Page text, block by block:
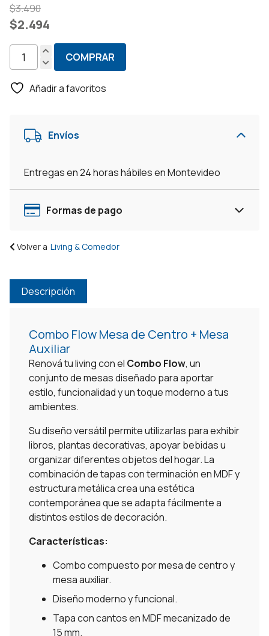
$3.490
El
precio
era:
$3.490.
$2.494
El
precio
es:
$2.494.
Mesa
De
Mesita
Set
Living
cantidad
COMPRAR
Añadir a favoritos
Envíos
Entregas en 24 horas hábiles en Montevideo
Formas de pago
Volver a Living & Comedor
Descripción
Combo Flow Mesa de Centro + Mesa
Auxiliar
Renová tu living con el Combo Flow, un
conjunto de mesas diseñado para aportar
estilo, funcionalidad y un toque moderno a tus
ambientes.
Su diseño versátil permite utilizarlas para exhibir
libros, plantas decorativas, apoyar bebidas u
organizar diferentes objetos del hogar. La
combinación de tapas con terminación en MDF y
estructura metálica crea una estética
contemporánea que se adapta fácilmente a
distintos estilos de decoración.
Características:
Combo compuesto por mesa de centro y
mesa auxiliar.
Diseño moderno y funcional.
Tapa con cantos en MDF mecanizado de
15 mm.